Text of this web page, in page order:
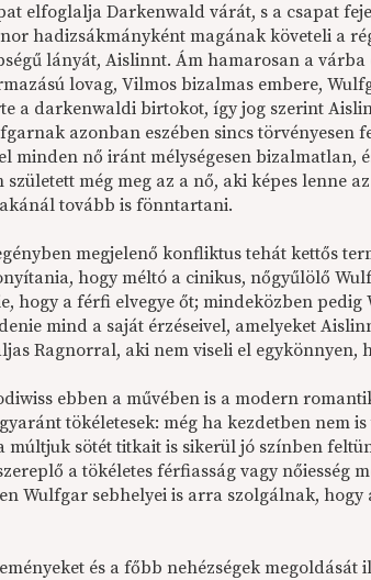
elfoglalja Darkenwald várát, s a csapat
hadizsákmányként magának követeli a
lányát, Aislinnt. Ám hamarosan a
lovag, Vilmos bizalmas embere,
a darkenwaldi birtokot, így jog szerint
azonban eszében sincs törvényesen
minden nő iránt mélységesen bizalmatlan,
született még meg az a nő, aki képes lenne
tovább is fönntartani.
megjelenő konfliktus tehát kettős
hogy méltó a cinikus, nőgyűlölő
hogy a férfi elvegye őt; mindeközben
mind a saját érzéseivel, amelyeket
Ragnorral, aki nem viseli el egykönnyen,
ebben a művében is a modern
tökéletesek: még ha kezdetben nem
múltjuk sötét titkait is sikerül jó színben
a tökéletes férfiasság vagy nőiesség
Wulfgar sebhelyei is arra szolgálnak,
és a főbb nehézségek megoldását